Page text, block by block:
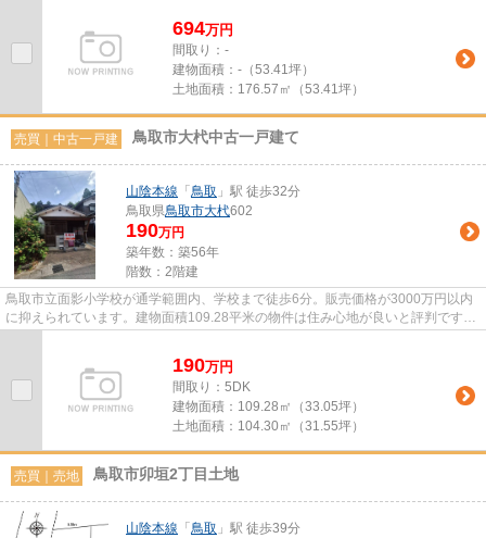
694万円
間取り：-
建物面積： -（53.41坪）
土地面積： 176.57㎡（53.41坪）
売買｜中古一戸建 鳥取市大杙中古一戸建て
山陰本線 「鳥取 」駅 徒歩32分
鳥取県鳥取市大杙602
190万円
築年数：築56年
階数：2階建
鳥取市立面影小学校が通学範囲内、学校まで徒歩6分。販売価格が3000万円以内
に抑えられています。建物面積109.28平米の物件は住み心地が良いと評判です。
鳥取市に位置する山陰本線鳥取...
190万円
間取り：5DK
建物面積： 109.28㎡（33.05坪）
土地面積： 104.30㎡（31.55坪）
売買｜売地 鳥取市卯垣2丁目土地
山陰本線 「鳥取 」駅 徒歩39分